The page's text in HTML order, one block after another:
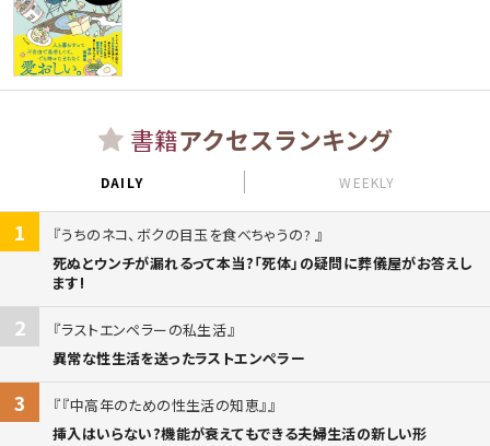
書籍アクセスランキング
DAILY WEEKLY
1
うちのネコ、ボクの目玉を食べちゃうの?
死ぬとウンチが漏れるって本当?「死体」の疑問に葬儀屋がお答えし
ます!
2
ラストエンペラーの私生活
異常な性生活を送ったラストエンペラー
3
『中高年のための性生活の知恵』
挿入はいらない?機能が衰えてもできる夫婦生活の新しい形